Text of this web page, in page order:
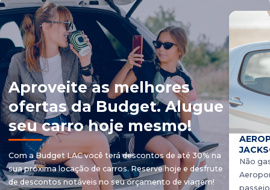
Aproveite as melhores
ofertas da Budget. Alugue
seu carro hoje mesmo!
Com a Budget LAC você terá descontos de até 30% na
sua próxima locação de carros. Reserve hoje e desfrute
de descontos notáveis ​​no seu orçamento de viagem!
Não